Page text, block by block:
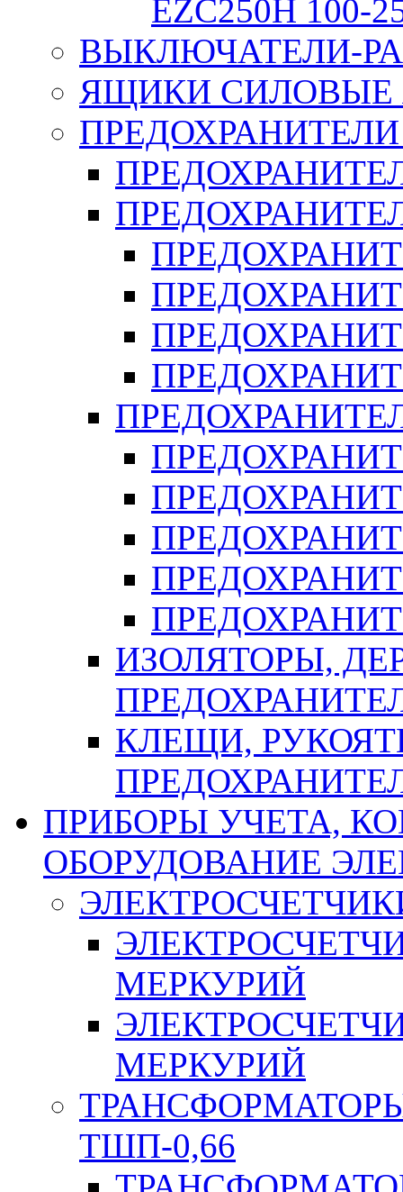
EZC250H 100-
ВЫКЛЮЧАТЕЛИ-
ЯЩИКИ СИЛОВЫЕ
ИЗОЛЯТОРЫ,
КЛЕЩИ,
ПРИБОРЫ УЧЕТА,
ОБОРУДОВАНИЕ
МЕРКУРИЙ
МЕРКУРИЙ
ТШП-0,66